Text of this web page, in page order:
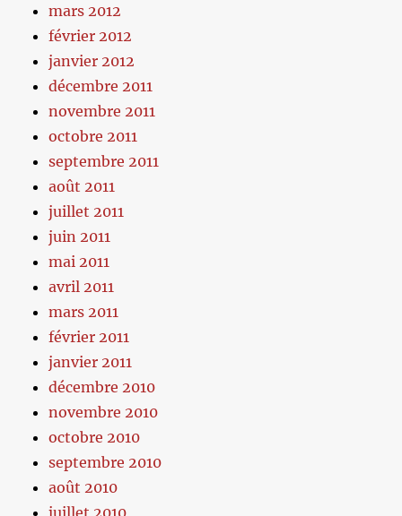
mars 2012
février 2012
janvier 2012
décembre 2011
novembre 2011
octobre 2011
septembre 2011
août 2011
juillet 2011
juin 2011
mai 2011
avril 2011
mars 2011
février 2011
janvier 2011
décembre 2010
novembre 2010
octobre 2010
septembre 2010
août 2010